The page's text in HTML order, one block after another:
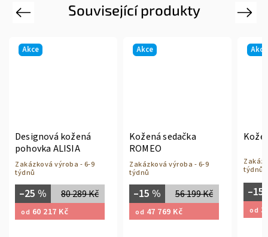
Související produkty
Previous
Akce
Designová kožená
pohovka ALISIA
Zakázková výroba - 6-9
týdnů
80 289 Kč
–25 %
od 60 217 Kč
Akce
Kožená sedačka
ROMEO
Zakázková výroba - 6-9
týdnů
56 199 Kč
–15 %
od 47 769 Kč
Akce
týdnů
–15
od
Next